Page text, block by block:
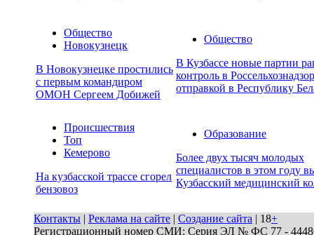
Общество
Новокузнецк
В Новокузнецке простились
с первым командиром
ОМОН Сергеем Добижей
Общество
В Кузбассе новые партии
контроль в
отправкой в Республику
Происшествия
Топ
Кемерово
На кузбасской трассе сгорел
бензовоз
Образование
Более двух тысяч молодых
специалистов в этом году
Кузбасский медицинский
Контакты | Реклама на сайте | Создание сайта | 18+
Регистрационный номер СМИ: Серия ЭЛ № ФС 77 - 44486